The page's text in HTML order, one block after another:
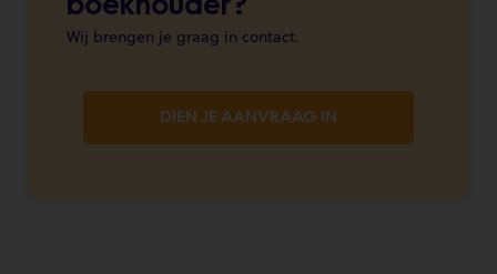
boekhouder?
Wij brengen je graag in contact.
DIEN JE AANVRAAG IN